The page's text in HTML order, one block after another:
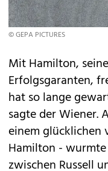
© GEPA PICTURES
Mit Hamilton,
Erfolgsgaranten,
hat so lange
sagte der Wiener.
einem glücklichen
Hamilton -
zwischen Russell